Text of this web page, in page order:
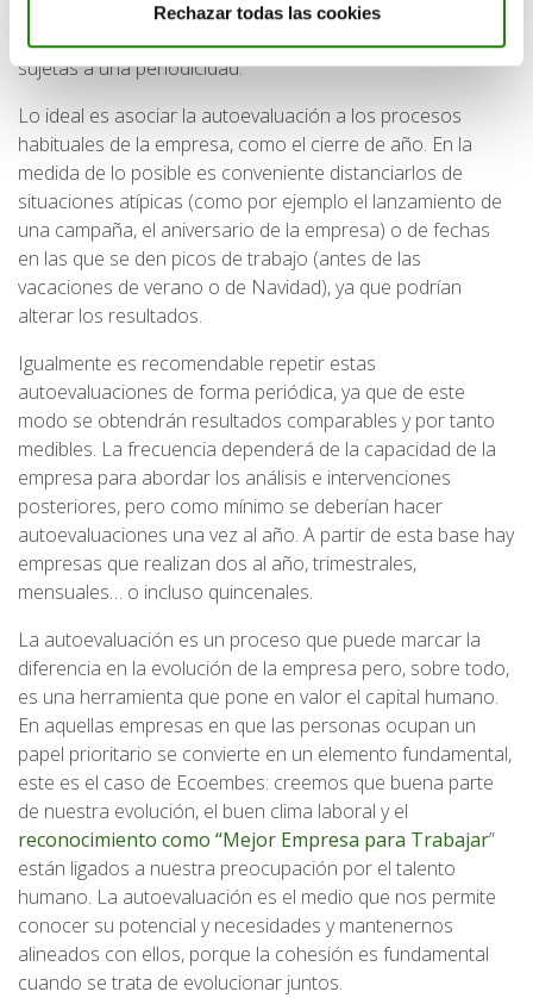
Rechazar todas las cookies
Para que las autoevaluaciones sean realmente útiles
deben realizarse en el momento adecuado y siempre
sujetas a una periodicidad.
Lo ideal es asociar la autoevaluación a los procesos
habituales de la empresa, como el cierre de año. En la
medida de lo posible es conveniente distanciarlos de
situaciones atípicas (como por ejemplo el lanzamiento de
una campaña, el aniversario de la empresa) o de fechas
en las que se den picos de trabajo (antes de las
vacaciones de verano o de Navidad), ya que podrían
alterar los resultados.
Igualmente es recomendable repetir estas
autoevaluaciones de forma periódica, ya que de este
modo se obtendrán resultados comparables y por tanto
medibles. La frecuencia dependerá de la capacidad de la
empresa para abordar los análisis e intervenciones
posteriores, pero como mínimo se deberían hacer
autoevaluaciones una vez al año. A partir de esta base hay
empresas que realizan dos al año, trimestrales,
mensuales… o incluso quincenales.
La autoevaluación es un proceso que puede marcar la
diferencia en la evolución de la empresa pero, sobre todo,
es una herramienta que pone en valor el capital humano.
En aquellas empresas en que las personas ocupan un
papel prioritario se convierte en un elemento fundamental,
este es el caso de Ecoembes: creemos que buena parte
de nuestra evolución, el buen clima laboral y el
reconocimiento como “Mejor Empresa para Trabajar”
están ligados a nuestra preocupación por el talento
humano. La autoevaluación es el medio que nos permite
conocer su potencial y necesidades y mantenernos
alineados con ellos, porque la cohesión es fundamental
cuando se trata de evolucionar juntos.